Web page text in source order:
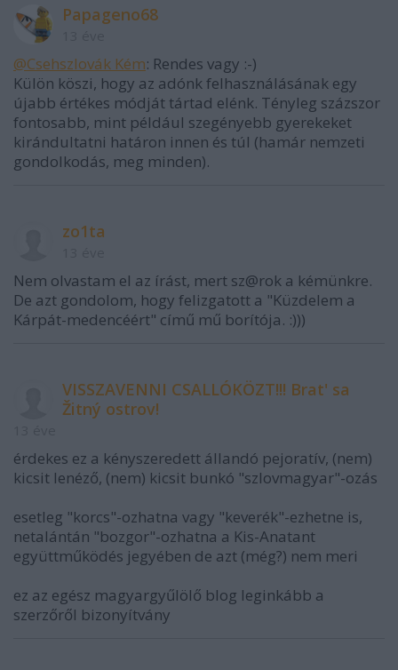
Papageno68
@Csehszlovák Kém: Rendes vagy :-)
Külön köszi, hogy az adónk felhasználásának egy
újabb értékes módját tártad elénk. Tényleg százszor
fontosabb, mint például szegényebb gyerekeket
kirándultatni határon innen és túl (hamár nemzeti
gondolkodás, meg minden).
zo1ta
Nem olvastam el az írást, mert sz@rok a kémünkre.
De azt gondolom, hogy felizgatott a "Küzdelem a
Kárpát-medencéért" című mű borítója. :)))
VISSZAVENNI CSALLÓKÖZT!!! Brat' sa
Žitný ostrov!
érdekes ez a kényszeredett állandó pejoratív, (nem)
kicsit lenéző, (nem) kicsit bunkó "szlovmagyar"-ozás
esetleg "korcs"-ozhatna vagy "keverék"-ezhetne is,
netalántán "bozgor"-ozhatna a Kis-Anatant
együttműködés jegyében de azt (még?) nem meri
ez az egész magyargyűlölő blog leginkább a
szerzőről bizonyítvány